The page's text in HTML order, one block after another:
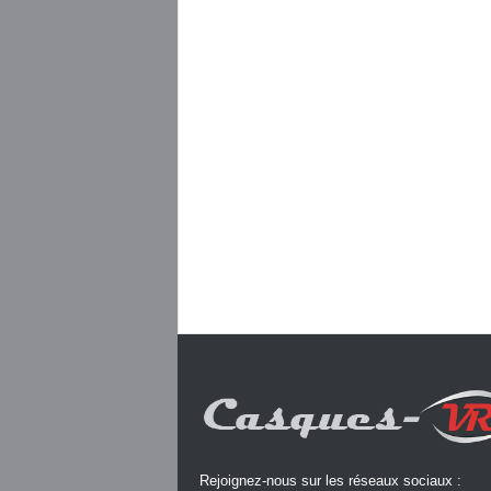
Rejoignez-nous sur les réseaux sociaux :